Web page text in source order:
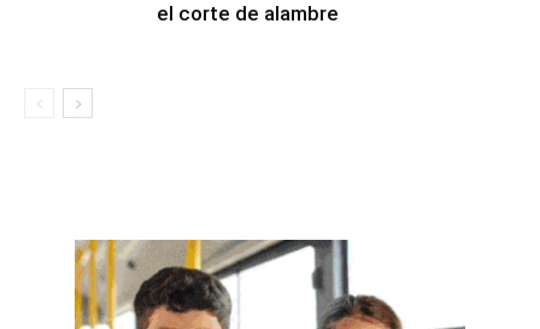
el corte de alambre